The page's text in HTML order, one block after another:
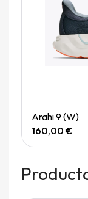
Arahi 9 (W)
160,00 €